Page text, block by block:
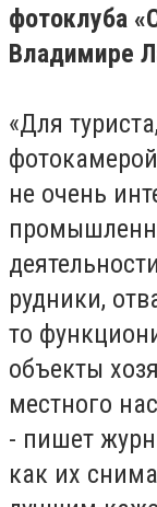
фотоклуба
Владимире
«Для
не очень
рудники,
то
объекты
местного
- пишет
как их